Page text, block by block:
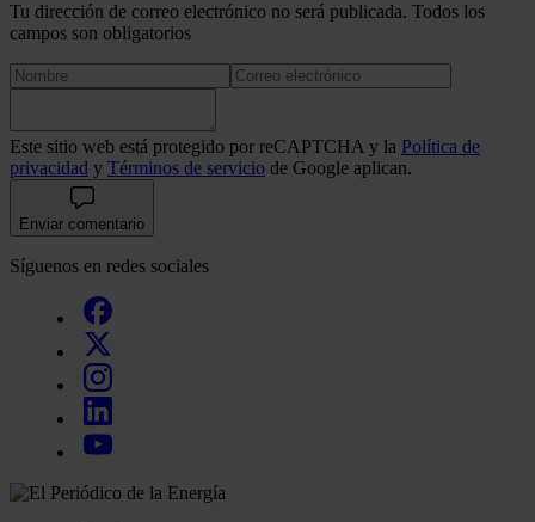
Tu dirección de correo electrónico no será publicada. Todos los
campos son obligatorios
Este sitio web está protegido por reCAPTCHA y la Política de
privacidad y Términos de servicio de Google aplican.
Enviar comentario
Síguenos en redes sociales